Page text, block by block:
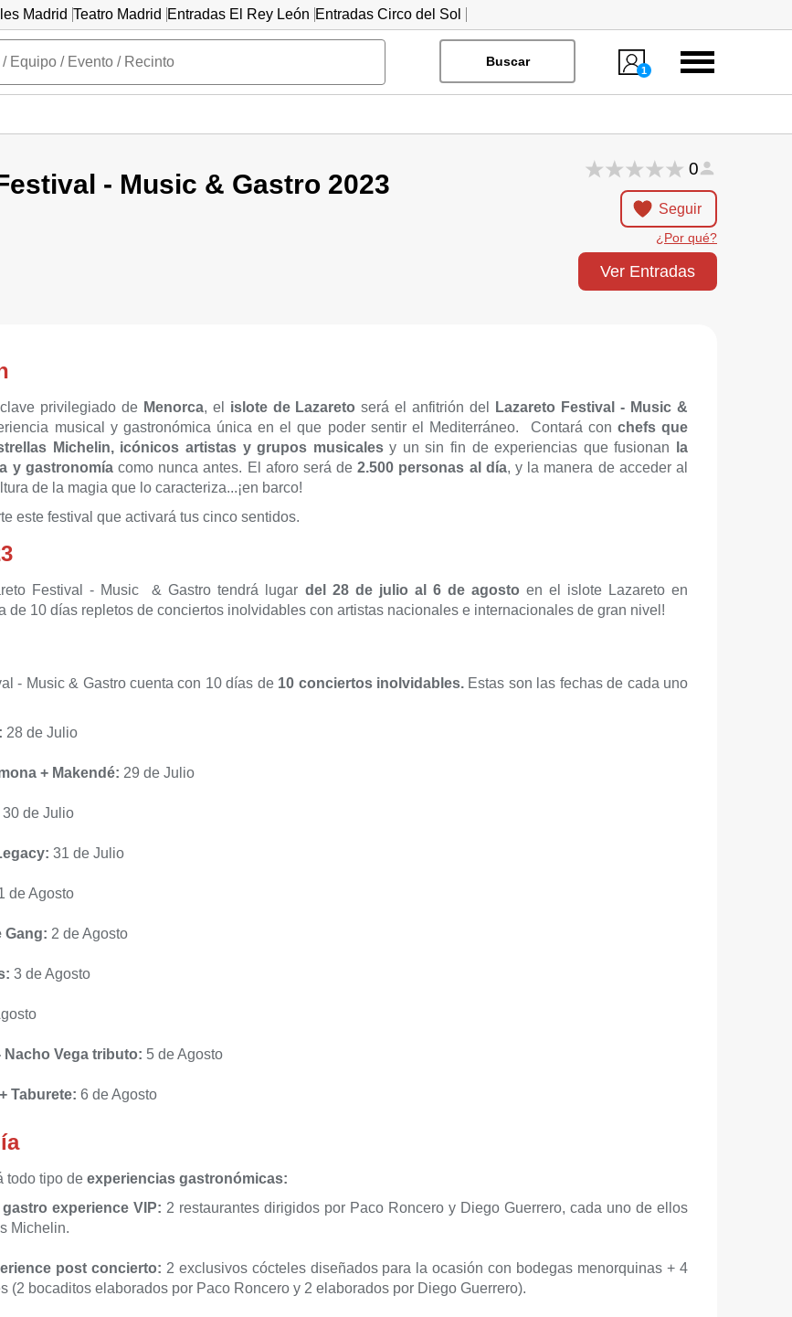
Madrid Teatro Madrid Entradas El Rey León Entradas Circo del Sol
Buscar
1
Menú
- Music & Gastro 2023
0
Seguir
¿Por qué?
Ver Entradas
privilegiado de Menorca, el islote de Lazareto será el anfitrión del
Lazareto Festival - Music &
musical y gastronómica única en el que poder sentir el Mediterráneo. Contará con chefs que
Michelin, icónicos artistas y grupos musicalesy un sin fin de experiencias que fusionan
la
y gastronomía como nunca antes. El aforo será de2.500 personas al día, y la manera de acceder al
de la magia que lo caracteriza...¡en barco!
este festival que activará tus cinco sentidos.
Festival - Music & Gastro tendrá lugar del 28 de julio al 6 de agosto en el islote Lazareto en
de 10 días repletos de conciertos inolvidables con artistas nacionales e internacionales de gran nivel!
- Music & Gastro cuenta con 10 días de 10 conciertos inolvidables. Estas son las fechas de cada uno
28 de Julio
+ Makendé: 29 de Julio
30 de Julio
31 de Julio
de Agosto
Gang: 2 de Agosto
3 de Agosto
Nacho Vega tributo: 5 de Agosto
Taburete: 6 de Agosto
todo tipo de experiencias gastronómicas:
gastro experience VIP: 2 restaurantes dirigidos por Paco Roncero y Diego Guerrero, cada uno de ellos
Michelin.
post concierto: 2 exclusivos cócteles diseñados para la ocasión con bodegas menorquinas + 4
(2 bocaditos elaborados por Paco Roncero y 2 elaborados por Diego Guerrero).